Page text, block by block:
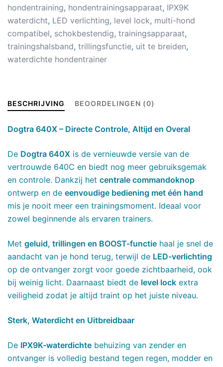
hondentraining, hondentrainingsapparaat, IPX9K
waterdicht, LED verlichting, level lock, multi-hond
compatibel, schokbestendig, trainingsapparaat,
trainingshalsband, trillingsfunctie, uit te breiden,
waterdichte hondentrainer
BESCHRIJVING BEOORDELINGEN (0)
Dogtra 640X – Directe Controle, Altijd en Overal
De Dogtra 640X is de vernieuwde versie van de
vertrouwde 640C en biedt nog meer gebruiksgemak
en controle. Dankzij het centrale commandoknop
ontwerp en de eenvoudige bediening met één hand
mis je nooit meer een trainingsmoment. Ideaal voor
zowel beginnende als ervaren trainers.
Met geluid, trillingen en BOOST-functie haal je snel de
aandacht van je hond terug, terwijl de LED-verlichting
op de ontvanger zorgt voor goede zichtbaarheid, ook
bij weinig licht. Daarnaast biedt de level lock extra
veiligheid zodat je altijd traint op het juiste niveau.
Sterk, Waterdicht en Uitbreidbaar
De IPX9K-waterdichte behuizing van zender en
ontvanger is volledig bestand tegen regen, modder en